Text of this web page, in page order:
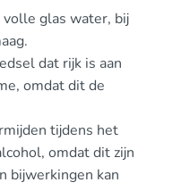
glas water, bij
dat rijk is aan
omdat dit de
tijdens het
omdat dit zijn
bijwerkingen kan